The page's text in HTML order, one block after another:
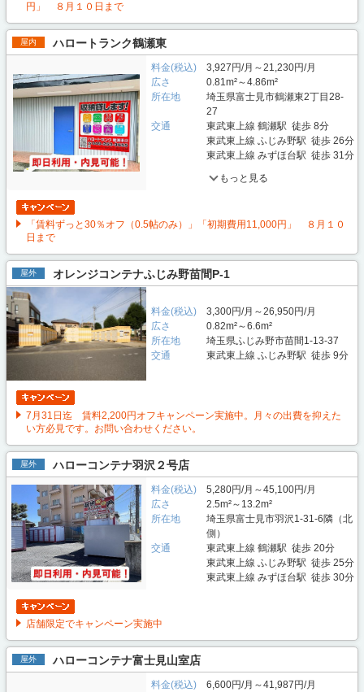
円」 ８月１０日まで
屋内 ハロートランク鶴瀬東
料金(税込)
3,927円/月～21,230円/月
広さ
0.81m²～4.86m²
所在地
埼玉県富士見市鶴瀬東2丁目28-
27
交通
東武東上線 鶴瀬駅 徒歩 8分
東武東上線 ふじみ野駅 徒歩 26分
東武東上線 みずほ台駅 徒歩 31分
もっと見る
「賃料ずっと30％オフ（0.5帖のみ）」「初期費用11,000円」 ８月１０
日まで
屋外 オレンジコンテナふじみ野苗間P-1
料金(税込)
3,300円/月～26,950円/月
広さ
0.82m²～6.6m²
所在地
埼玉県ふじみ野市苗間1-13-37
交通
東武東上線 ふじみ野駅 徒歩 9分
7月31日迄 賃料2,200円オフキャンペーン実施中。月々の出費を抑えた
い方必見です。お問い合わせください。
屋外 ハローコンテナ羽沢２号店
料金(税込)
5,280円/月～45,100円/月
広さ
2.5m²～13.2m²
所在地
埼玉県富士見市羽沢1-31-6隣（北
側）
交通
東武東上線 鶴瀬駅 徒歩 20分
東武東上線 ふじみ野駅 徒歩 25分
東武東上線 みずほ台駅 徒歩 30分
店舗限定でキャンペーン実施中
屋外 ハローコンテナ富士見山室店
料金(税込)
6,600円/月～41,987円/月